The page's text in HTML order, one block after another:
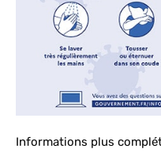
Informations plus